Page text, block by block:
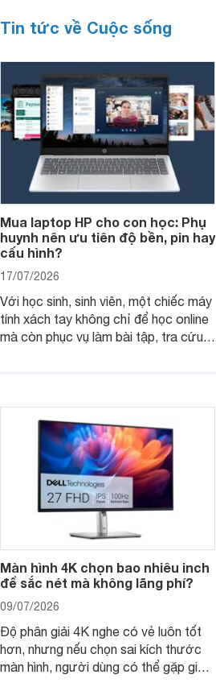
Tin tức về Cuộc sống
Mua laptop HP cho con học: Phụ
huynh nên ưu tiên độ bền, pin hay
cấu hình?
17/07/2026
Với học sinh, sinh viên, một chiếc máy
tính xách tay không chỉ để học online
mà còn phục vụ làm bài tập, tra cứu,
thay vì chỉ so sánh cấu hình trên giấy.
Màn hình 4K chọn bao nhiêu inch
để sắc nét mà không lãng phí?
09/07/2026
Độ phân giải 4K nghe có vẻ luôn tốt
hơn, nhưng nếu chọn sai kích thước
màn hình, người dùng có thể gặp giao